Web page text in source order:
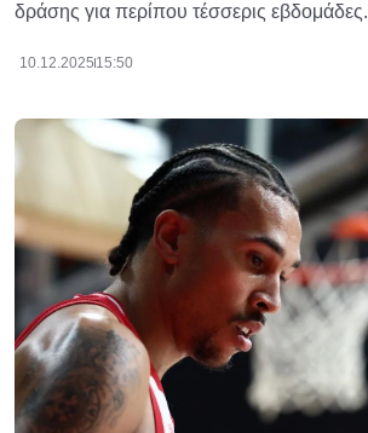
δράσης για περίπου τέσσερις εβδομάδες.
10.12.2025 15:50